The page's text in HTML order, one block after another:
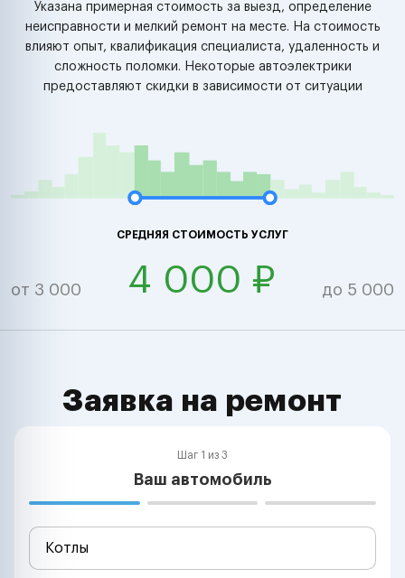
Указана примерная стоимость за выезд, определение
неисправности и мелкий ремонт на месте. На стоимость
влияют опыт, квалификация специалиста, удаленность и
сложность поломки. Некоторые автоэлектрики
предоставляют скидки в зависимости от ситуации
СРЕДНЯЯ СТОИМОСТЬ УСЛУГ
от 3 000 4 000 ₽ до 5 000
Заявка на ремонт
Шаг 1 из 3
Ваш автомобиль